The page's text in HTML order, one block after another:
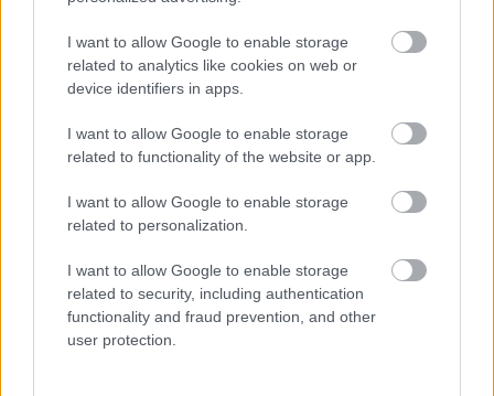
I want to allow Google to enable storage
related to analytics like cookies on web or
device identifiers in apps.
I want to allow Google to enable storage
related to functionality of the website or app.
I want to allow Google to enable storage
related to personalization.
I want to allow Google to enable storage
related to security, including authentication
functionality and fraud prevention, and other
user protection.